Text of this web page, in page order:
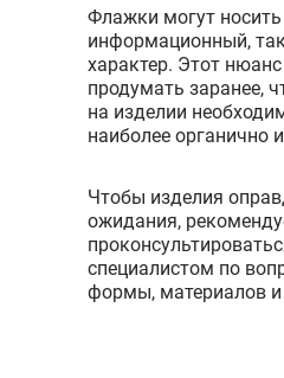
Флажки могут
информационный,
характер. Этот
продумать заранее,
на изделии
наиболее органично
Чтобы изделия
ожидания,
специалистом по
формы, материалов